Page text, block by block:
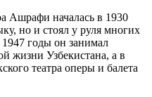
Ашрафи началась в 1930
но и стоял у руля многих
годы он занимал
жизни Узбекистана, а в
театра оперы и балета